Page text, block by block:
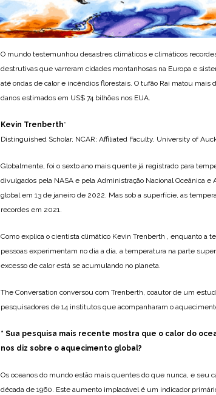
O mundo testemunhou desastres climáticos e climáticos
destrutivas que varreram cidades montanhosas na Europa e
até ondas de calor e incêndios florestais. O tufão Rai matou mais
danos estimados em US$ 74 bilhões nos EUA.
Kevin Trenberth*
Distinguished Scholar, NCAR; Affiliated Faculty, University of
Globalmente, foi o sexto ano mais quente já registrado para
divulgados pela NASA e pela Administração Nacional Oceânica
global em 13 de janeiro de 2022. Mas sob a superfície, as
recordes em 2021.
Como explica o cientista climático Kevin Trenberth , enquanto a
pessoas experimentam no dia a dia, a temperatura na parte
excesso de calor está se acumulando no planeta.
The Conversation conversou com Trenberth, coautor de um
pesquisadores de 14 institutos que acompanharam o
* Sua pesquisa mais recente mostra que o calor do
nos diz sobre o aquecimento global?
Os oceanos do mundo estão mais quentes do que nunca, e seu
década de 1960. Este aumento implacável é um indicador